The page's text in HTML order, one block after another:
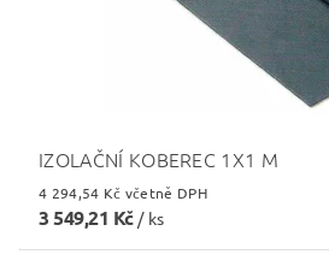
IZOLAČNÍ KOBEREC 1X1 M
4 294,54 Kč včetně DPH
3 549,21 Kč / ks